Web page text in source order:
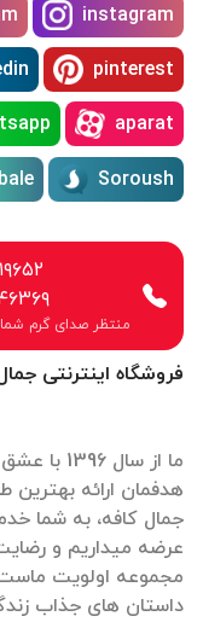
فروشگاه اینترنتی
ما از
هدفمان ارائه
جمال کافه، به شما
عرضه میداریم و
مجموعه اولویت ماست.
داستان های جذاب
instagram
pinterest
aparat
Soroush
bale
منتظر صدای گرم